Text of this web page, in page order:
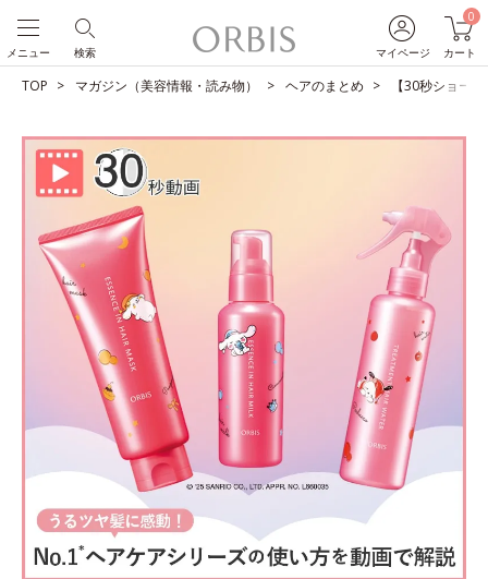
マイページ
0
カート
検索
メニュー
TOP マガジン（美容情報・読み物） ヘアのまとめ 【30秒ショー